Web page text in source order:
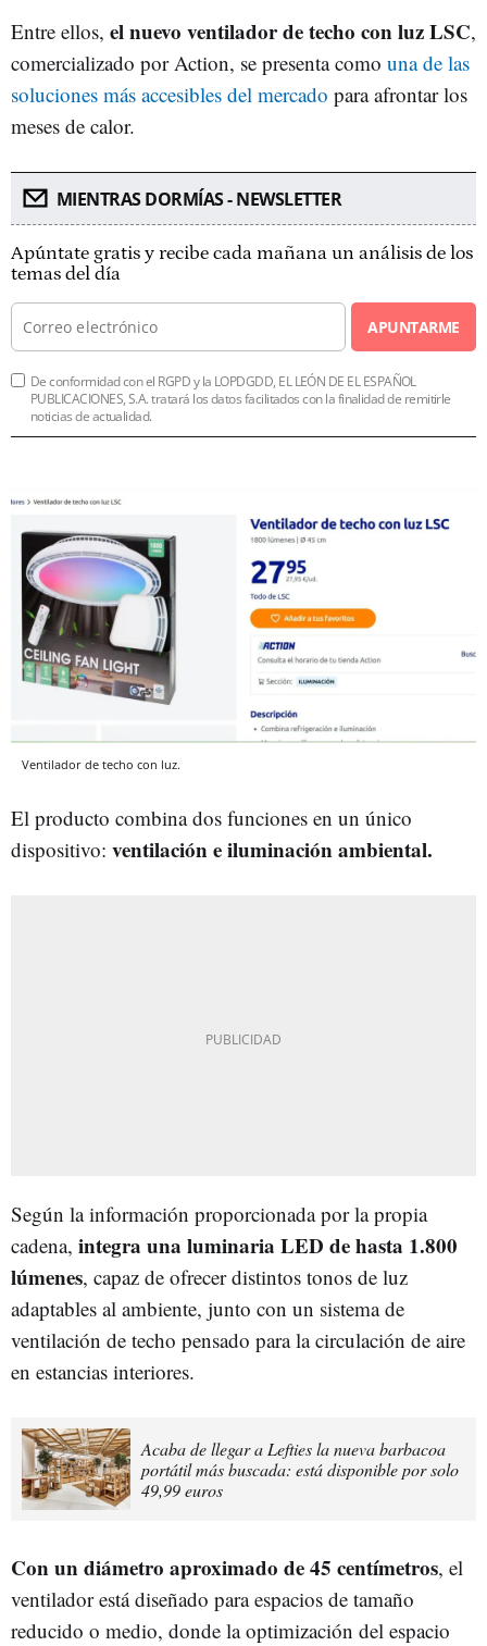
Entre ellos, el nuevo ventilador de techo con luz LSC,
comercializado por Action, se presenta como una de las
soluciones más accesibles del mercado para afrontar los
meses de calor.
MIENTRAS DORMÍAS - NEWSLETTER
Apúntate gratis y recibe cada mañana un análisis de los
temas del día
APUNTARME
De conformidad con el RGPD y la LOPDGDD, EL LEÓN DE EL ESPAÑOL
PUBLICACIONES, S.A. tratará los datos facilitados con la finalidad de remitirle
noticias de actualidad.
Ventilador de techo con luz.
El producto combina dos funciones en un único
dispositivo: ventilación e iluminación ambiental.
Según la información proporcionada por la propia
cadena, integra una luminaria LED de hasta 1.800
lúmenes, capaz de ofrecer distintos tonos de luz
adaptables al ambiente, junto con un sistema de
ventilación de techo pensado para la circulación de aire
en estancias interiores.
Acaba de llegar a Lefties la nueva barbacoa
portátil más buscada: está disponible por solo
49,99 euros
Con un diámetro aproximado de 45 centímetros, el
ventilador está diseñado para espacios de tamaño
reducido o medio, donde la optimización del espacio